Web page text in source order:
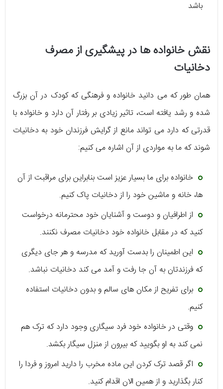
باشد
نقش خانواده ها در پیشگیری از مصرف
دخانیات
همان طور که می دانید خانواده و فرهنگی که کودک در آن بزرگ
شده و رشد یافته است، تاثیر زیادی بر رفتار آن دارد و خانواده با
قدرتی که دارد می تواند مانع از گرایش فرزندان خود به دخانیات
شوند که ما به مواردی از آن اشاره می کنیم:
خانواده برای ما بسیار عزیز است بنابراین برای مراقبت از آن
ها، خانه و ماشین خود را از دخانیات پاک کنیم.
از اطرافیان و دوست و آشنایان خود محترمانه درخواست
کنید که در مقابل خانواده خود دخانیات مصرف نکنند.
این اطمینان را بدست آورید که مدرسه و هر جای دیگری
که فرزندتان به آن جا رفت و آمد می کند دخانیات نباشد.
برای تفریح از مکان های سالم و بدون دخانیات استفاده
کنیم.
وقتی در خانواده خود فرد سیگاری وجود دارد که ترک هم
نمی کند به او بگویید که بیرون از منزل سیگار بکشد.
اگر قصد ترک کردن این ماده مخرب را دارید امروز و فردا را
کنار بگذارید و از همین الان اقدام کنید.